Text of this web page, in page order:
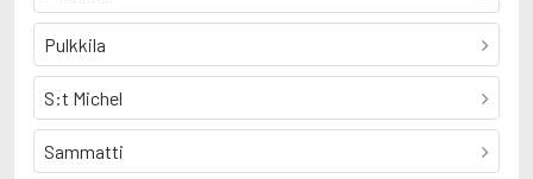
Pulkkila
S:t Michel
Sammatti